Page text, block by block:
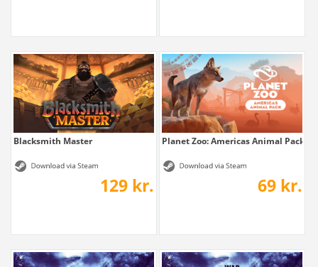
Blacksmith Master
129 kr.
Planet Zoo: Americas Animal Pack
69 kr.